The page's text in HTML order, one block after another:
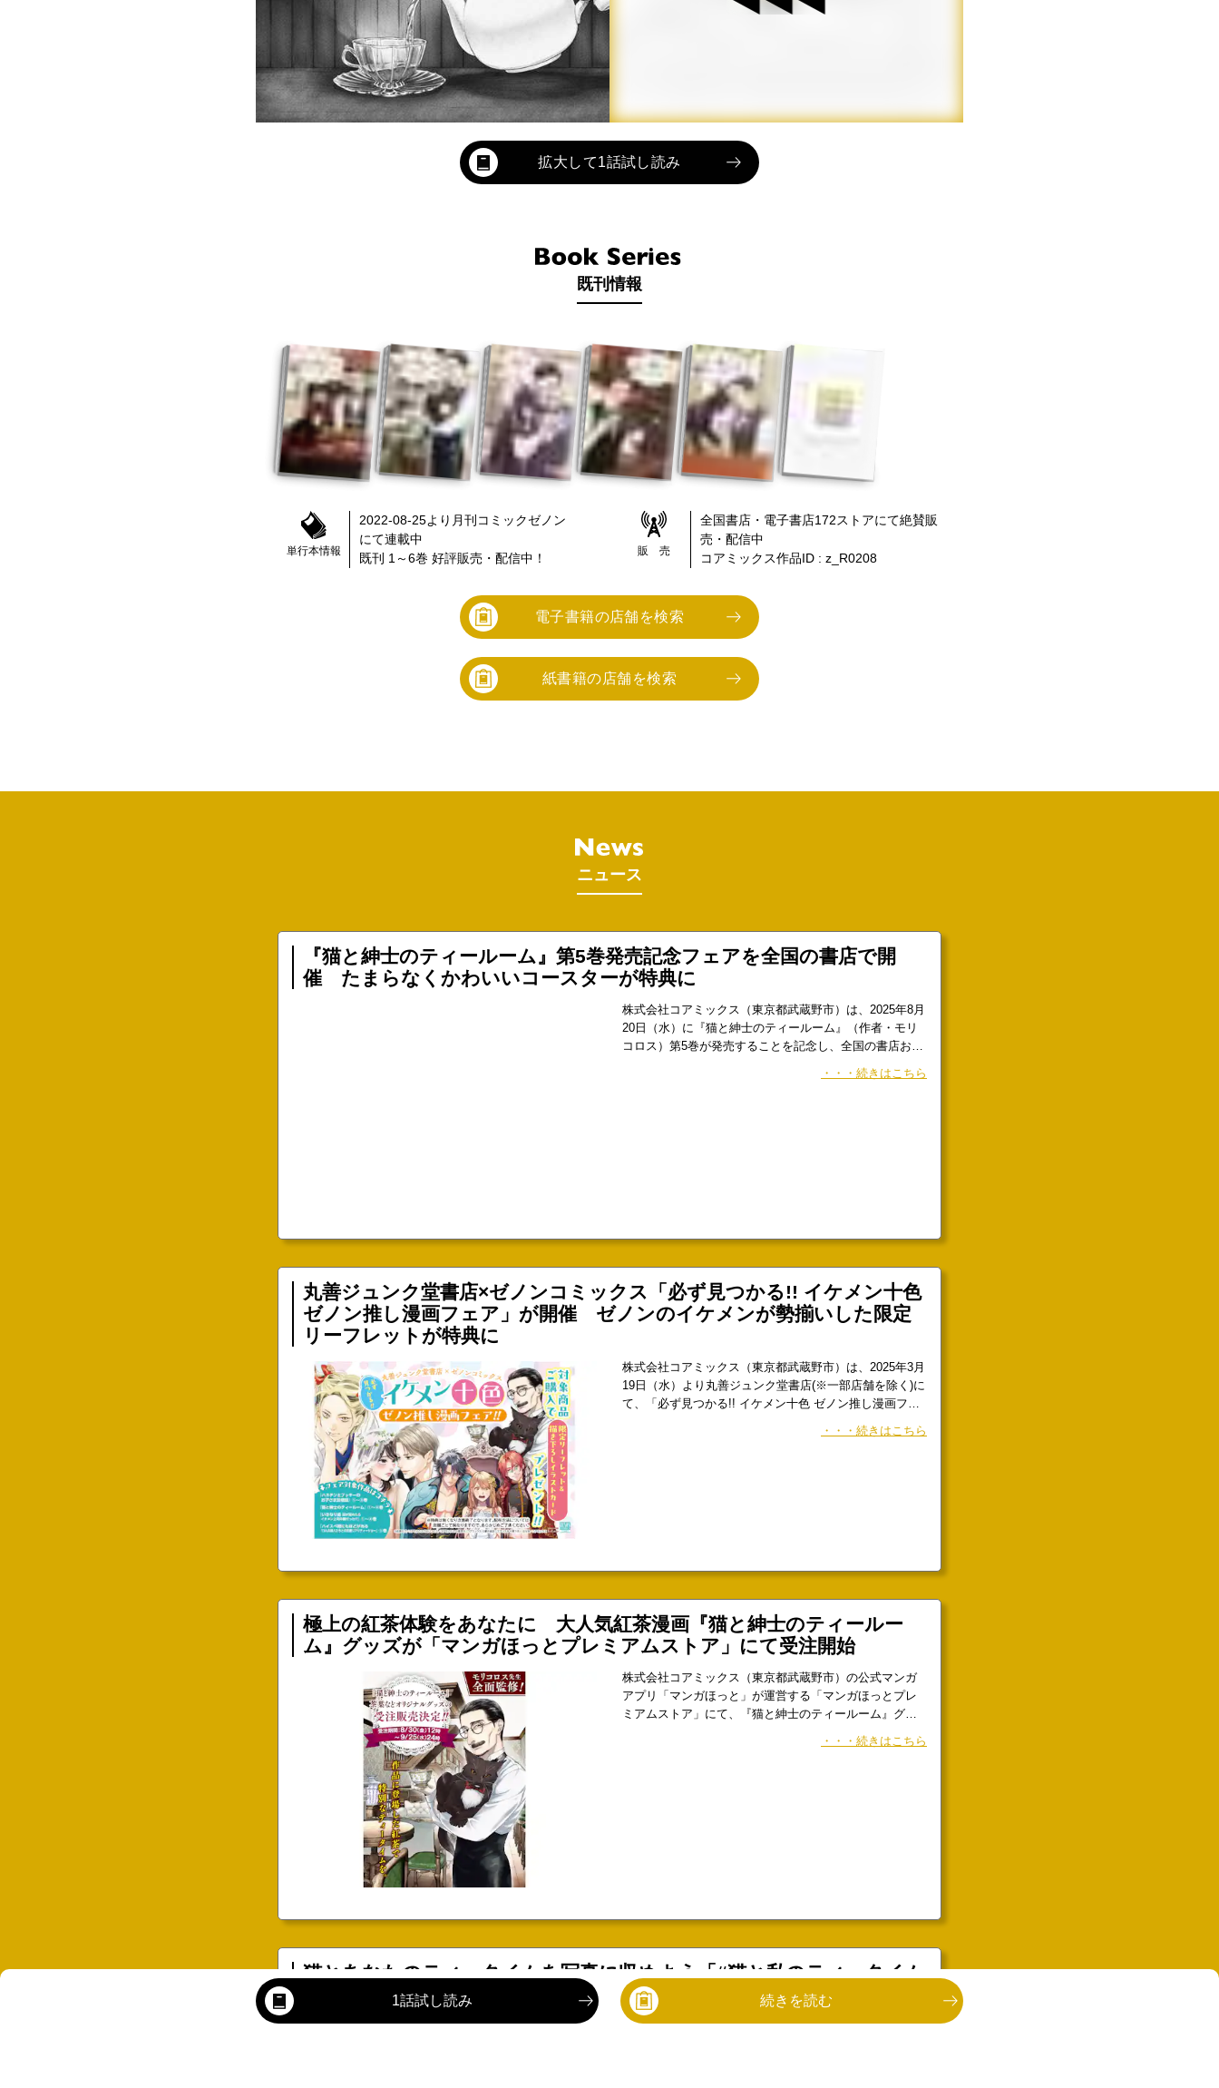
拡大して1話試し読み
既刊情報
単行本情報
2022-08-25より 月刊コミックゼノン
にて連載中
既刊 1～6巻 好評販売・配信中！ 販 売
全国書店・電子書店172ストアにて絶賛販
売・配信中
コアミックス作品ID : z_R0208
電子書籍の店舗を検索
紙書籍の店舗を検索
ニュース
『猫と紳士のティールーム』第5巻発売記念フェアを全国の書店で開
催 たまらなくかわいいコースターが特典に
株式会社コアミックス（東京都武蔵野市）は、2025年8月
20日（水）に『猫と紳士のティールーム』（作者・モリ
コロス）第5巻が発売することを記念し、全国の書店およ
そ450店舗でフェア企画を開催いたします。モリコロス描
き下ろしイラスト入りのカメリアティールームコースタ
・・・続きはこちら
丸善ジュンク堂書店×ゼノンコミックス「必ず見つかる!! イケメン十色
ゼノン推し漫画フェア」が開催 ゼノンのイケメンが勢揃いした限定
リーフレットが特典に
19日（水）より丸善ジュンク堂書店(※一部店舗を除く)に
て、「必ず見つかる!! イケメン十色 ゼノン推し漫画フェ
ア」を開催いたします。フェアに参加する対象の丸善ジ
ュンク堂書店にて限定リーフレットを配布いたします。
3/19(水)～ 丸善ジュンク堂書店(※一部店舗を除く)にて
・・・続きはこちら
極上の紅茶体験をあなたに 大人気紅茶漫画『猫と紳士のティールー
ム』グッズが「マンガほっとプレミアムストア」にて受注開始
株式会社コアミックス（東京都武蔵野市）の公式マンガ
アプリ「マンガほっと」が運営する「マンガほっとプレ
ミアムストア」にて、『猫と紳士のティールーム』グッ
ズを8月30日より受注販売いたします。作者・モリコロス
で登場した「ルフナ」や、第11話で登場した「ヌワラエ
・・・続きはこちら
猫とあなたのティータイムを写真に収めよう「#猫と私のティータイム
」キャンペーン開催 『猫と紳士のティールーム』第4巻発売を記念
株式会社コアミックス（東京都武蔵野市）が発行してい
る『猫と紳士のティールーム』（モリコロス）第4巻が発
1話試し読み 続きを読む